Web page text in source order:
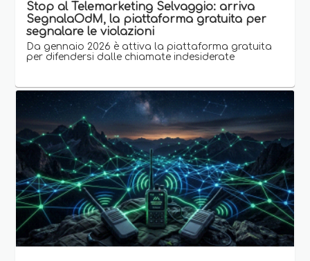
Stop al Telemarketing Selvaggio: arriva
SegnalaOdM, la piattaforma gratuita per
segnalare le violazioni
Da gennaio 2026 è attiva la piattaforma gratuita
per difendersi dalle chiamate indesiderate